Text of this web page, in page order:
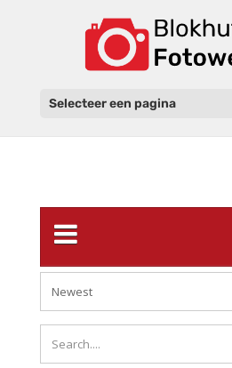
Selecteer een pagina